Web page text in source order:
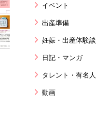
イベント
出産準備
妊娠・出産体験談
日記・マンガ
タレント・有名人
動画